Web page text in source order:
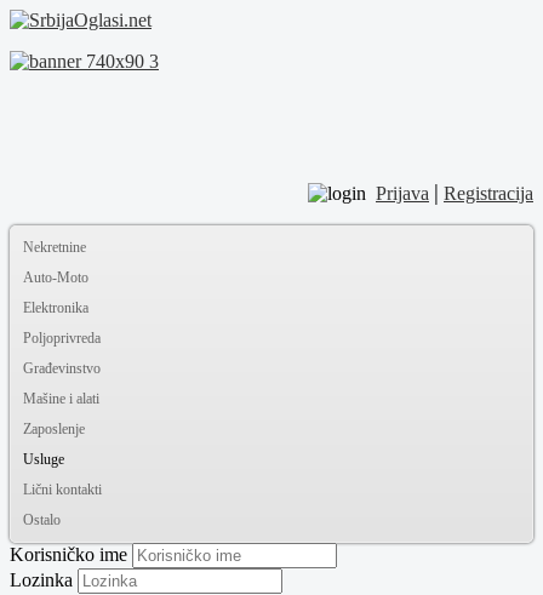
Prijava | Registracija
Nekretnine
Auto-Moto
Elektronika
Poljoprivreda
Građevinstvo
Mašine i alati
Zaposlenje
Usluge
Lični kontakti
Ostalo
Korisničko ime
Lozinka